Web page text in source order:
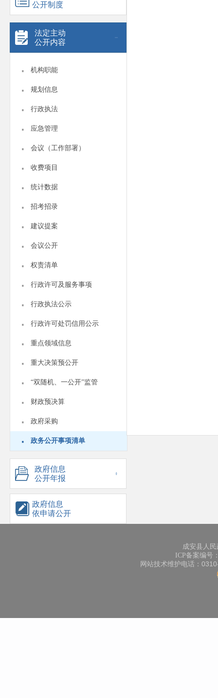
公开制度
法定主动
公开内容
· 机构职能
· 规划信息
· 行政执法
· 应急管理
· 会议（工作部署）
· 收费项目
· 统计数据
· 招考招录
· 建议提案
· 会议公开
· 权责清单
· 行政许可及服务事项
· 行政执法公示
· 行政许可处罚信用公示
· 重点领域信息
· 重大决策预公开
· “双随机、一公开”监管
· 财政预决算
· 政府采购
· 政务公开事项清单
政府信息
公开年报
政府信息
依申请公开
成安县人
ICP备案编号
网站技术维护电话：